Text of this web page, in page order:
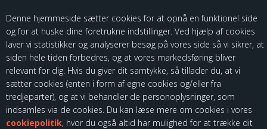
Denne hjemmeside sætter cookies for at opnå en funktionel side
og for at huske dine foretrukne indstillinger. Ved hjælp af cookies
laver vi statistikker og analyserer besøg på vores side så vi sikrer, at
siden hele tiden forbedres, og at vores markedsføring bliver
relevant for dig. Hvis du giver dit samtykke, så tillader du, at vi
sætter cookies (enten i form af egne cookies og/eller fra
tredjeparter), og at vi behandler de personoplysninger, som
indsamles via de cookies. Du kan læse mere om cookies i vores
cookiepolitik, hvor du også altid har mulighed for at trække dit
Som importør af fødevarekontaktmaterialer, skal vi være registreret
hos Fødevarestyrelsen. Du kan finde vores kontrolrapporter ved at
følge dette link: